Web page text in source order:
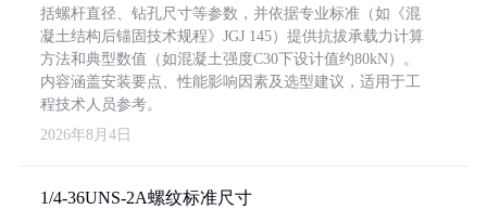
括螺杆直径、钻孔尺寸等参数，并依据专业标准（如《混
凝土结构后锚固技术规程》JGJ 145）提供抗拔承载力计算
方法和典型数值（如混凝土强度C30下设计值约80kN）。
内容涵盖安装要点、性能影响因素及选型建议，适用于工
程技术人员参考。
2026年8月4日
1/4-36UNS-2A螺纹标准尺寸